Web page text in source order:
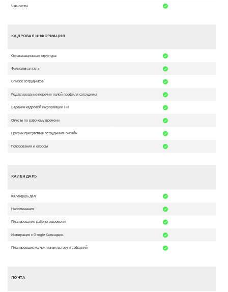
Чек-листы
КАДРОВАЯ ИНФОРМАЦИЯ
Организационная структура
Филиальная сеть
Список сотрудников
Редактирование перечня полей профиля сотрудника
Ведение кадровой информации HR
Отчеты по рабочему времени
График присутствия сотрудников онлайн
Голосования и опросы
КАЛЕНДАРЬ
Календарь дел
Напоминания
Планирование рабочего времени
Интеграция с Google Календарь
Планировщик коллективных встреч и собраний
ПОЧТА